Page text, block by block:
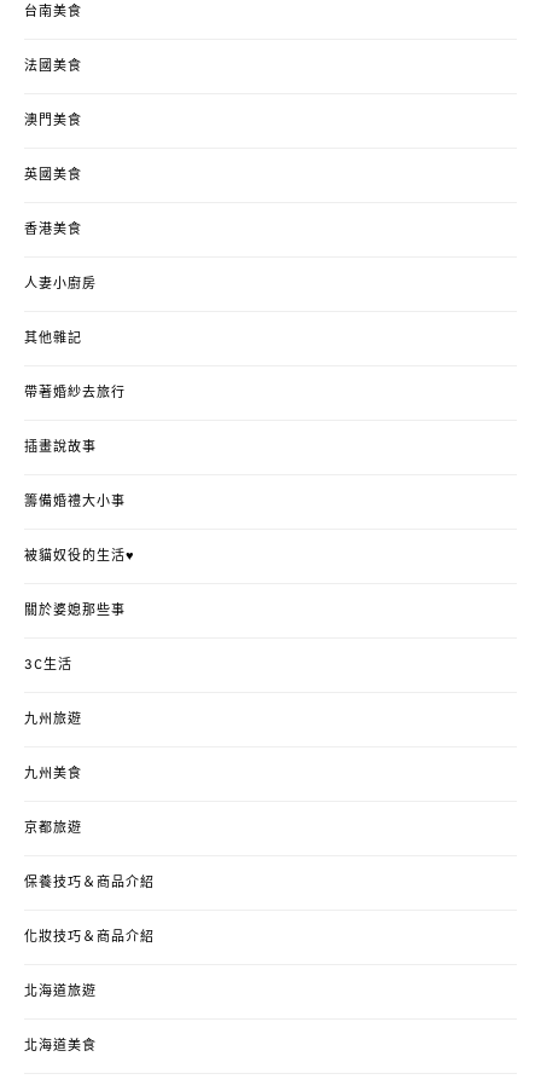
台南美食
法國美食
澳門美食
英國美食
香港美食
人妻小廚房
其他雜記
帶著婚紗去旅行
插畫說故事
籌備婚禮大小事
被貓奴役的生活♥
關於婆媳那些事
3C生活
九州旅遊
九州美食
京都旅遊
保養技巧＆商品介紹
化妝技巧＆商品介紹
北海道旅遊
北海道美食